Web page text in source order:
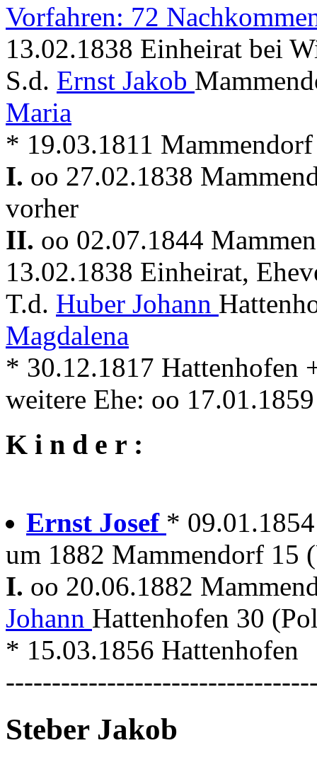
Vorfahren: 72
13.02.1838 Einheirat bei
S.d. Ernst Jakob
Maria
* 19.03.1811
I. oo 27.02.1838
vorher
II. oo 02.07.1844
13.02.1838 Einheirat,
T.d. Huber Johann
Magdalena
* 30.12.1817 Hattenhofen
weitere Ehe: oo
K i n d e r :
Ernst Josef *
um 1882 Mammendorf 15
I. oo 20.06.1882
Johann Hattenhofen 30
* 15.03.1856 Hattenhofen
Steber Jakob